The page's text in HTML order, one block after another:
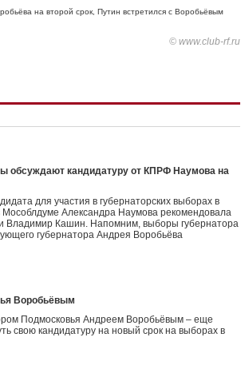
на второй срок Путин встретился с Воробьёвым
© www.club-rf.ru
обсуждают кандидатуру от КПРФ Наумова на
для участия в губернаторских выборах в
Александра Наумова рекомендовала
Владимир Кашин. Напомним, выборы губернатора
губернатора Андрея Воробьёва
Воробьёвым
Подмосковья Андреем Воробьёвым – еще
свою кандидатуру на новый срок на выборах в